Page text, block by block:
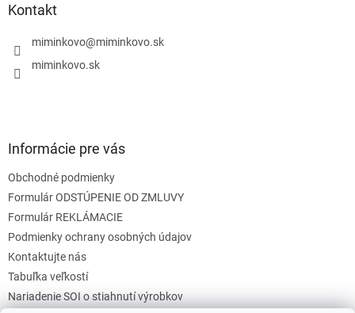
Kontakt
miminkovo@miminkovo.sk
miminkovo.sk
Informácie pre vás
Obchodné podmienky
Formulár ODSTÚPENIE OD ZMLUVY
Formulár REKLÁMACIE
Podmienky ochrany osobných údajov
Kontaktujte nás
Tabuľka veľkostí
Nariadenie SOI o stiahnutí výrobkov